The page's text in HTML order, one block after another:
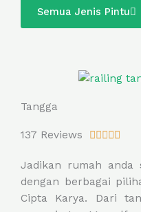
Semua Jenis Pintu
Tangga
137 Reviews 
t
e
d
Jadikan rumah anda
dengan berbagai
Cipta Karya. Dari